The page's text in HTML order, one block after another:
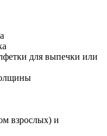
для выпечки или
взрослых) и